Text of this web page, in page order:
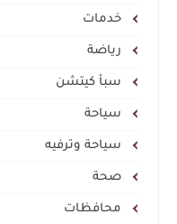
خدمات
رياضة
سبأ كيتشن
سياحة
سياحة وترفيه
صحة
محافظات